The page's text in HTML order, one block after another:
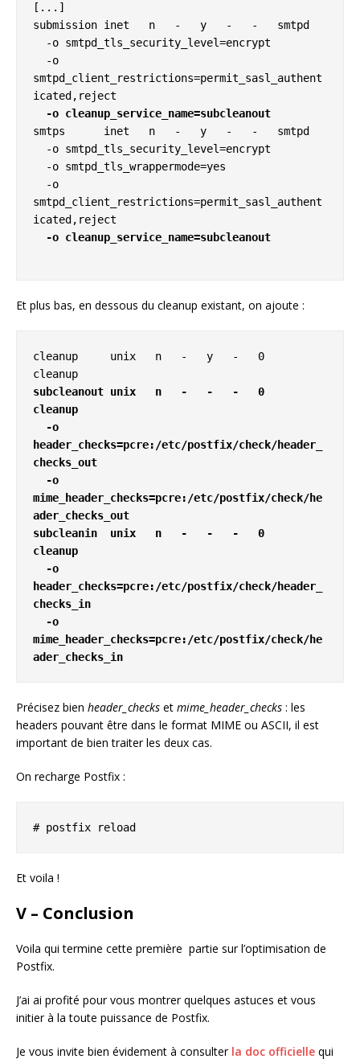
[...]
submission inet   n   -   y   -   -   smtpd
smtpd_client_restrictions=permit_sasl_authent
  -o cleanup_service_name=subcleanout
smtps      inet   n   -   y   -   -   smtpd
smtpd_client_restrictions=permit_sasl_authent
Et plus bas, en dessous du cleanup existant, on ajoute :
cleanup     unix   n   -   y   -   0
subcleanout unix   n   -   -   -   0
cleanup
header_checks=pcre:/etc/postfix/check/header_
checks_out
mime_header_checks=pcre:/etc/postfix/check/he
ader_checks_out
subcleanin  unix   n   -   -   -   0
cleanup
header_checks=pcre:/etc/postfix/check/header_
checks_in
mime_header_checks=pcre:/etc/postfix/check/he
Précisez bien header_checks et mime_header_checks : les
headers pouvant être dans le format MIME ou ASCII, il est
important de bien traiter les deux cas.
On recharge Postfix :
# postfix reload
Et voila !
V – Conclusion
Voila qui termine cette première partie sur l’optimisation de
Postfix.
J’ai ai profité pour vous montrer quelques astuces et vous
initier à la toute puissance de Postfix.
Je vous invite bien évidement à consulter la doc officielle qui